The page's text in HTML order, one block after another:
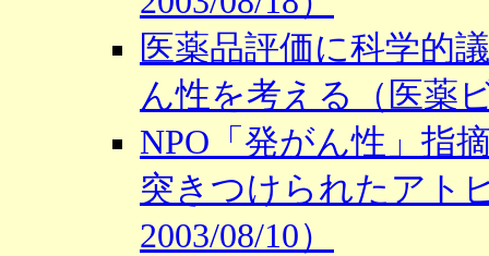
医薬品評価に科学的
ん性を考える（医薬
NPO「発がん性」指
突きつけられたアト
2003/08/10）